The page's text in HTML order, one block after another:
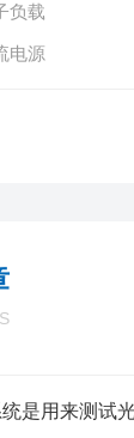
负载
电源